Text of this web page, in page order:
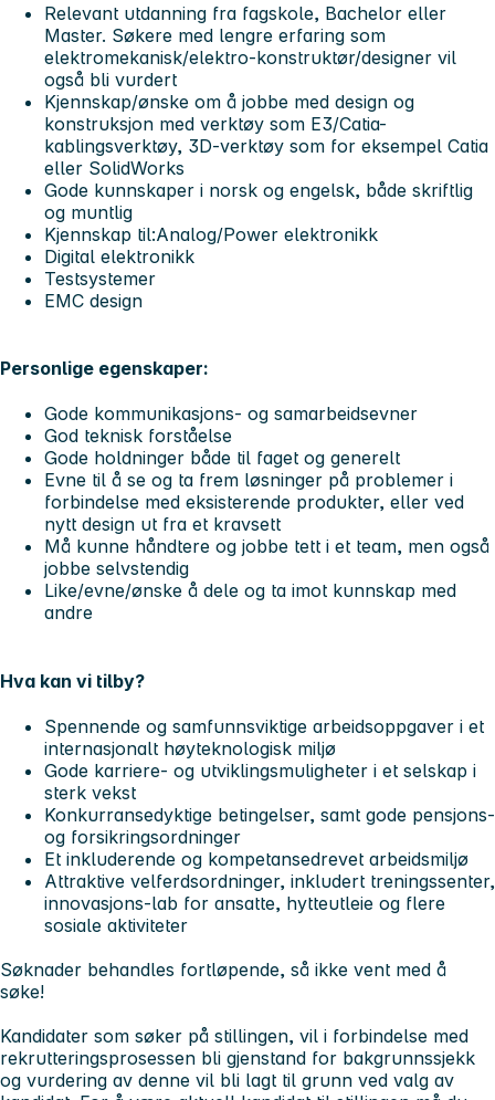
Relevant utdanning fra fagskole, Bachelor eller
Master. Søkere med lengre erfaring som
elektromekanisk/elektro-konstruktør/designer vil
også bli vurdert
Kjennskap/ønske om å jobbe med design og
konstruksjon med verktøy som E3/Catia-
kablingsverktøy, 3D-verktøy som for eksempel Catia
eller SolidWorks
Gode kunnskaper i norsk og engelsk, både skriftlig
og muntlig
Kjennskap til:Analog/Power elektronikk
Digital elektronikk
Testsystemer
EMC design
Personlige egenskaper:
Gode kommunikasjons- og samarbeidsevner
God teknisk forståelse
Gode holdninger både til faget og generelt
Evne til å se og ta frem løsninger på problemer i
forbindelse med eksisterende produkter, eller ved
nytt design ut fra et kravsett
Må kunne håndtere og jobbe tett i et team, men også
jobbe selvstendig
Like/evne/ønske å dele og ta imot kunnskap med
andre
Hva kan vi tilby?
Spennende og samfunnsviktige arbeidsoppgaver i et
internasjonalt høyteknologisk miljø
Gode karriere- og utviklingsmuligheter i et selskap i
sterk vekst
Konkurransedyktige betingelser, samt gode pensjons-
og forsikringsordninger
Et inkluderende og kompetansedrevet arbeidsmiljø
Attraktive velferdsordninger, inkludert treningssenter,
innovasjons-lab for ansatte, hytteutleie og flere
sosiale aktiviteter
Søknader behandles fortløpende, så ikke vent med å
søke!
Kandidater som søker på stillingen, vil i forbindelse med
rekrutteringsprosessen bli gjenstand for bakgrunnssjekk
og vurdering av denne vil bli lagt til grunn ved valg av